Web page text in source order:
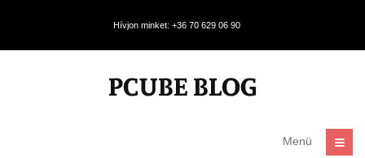
Hívjon minket: +36 70 629 06 90
Menü